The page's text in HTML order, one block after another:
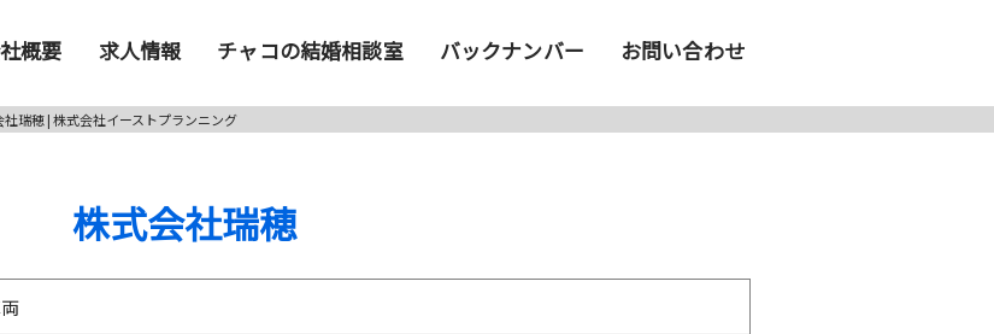
概要 求人情報 チャコの結婚相談室 バックナンバー お問い合わせ
社瑞穂 | 株式会社イーストプランニング
株式会社瑞穂